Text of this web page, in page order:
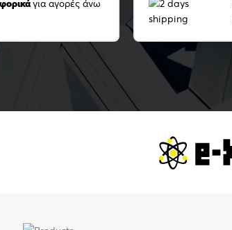
για αγορές άνω